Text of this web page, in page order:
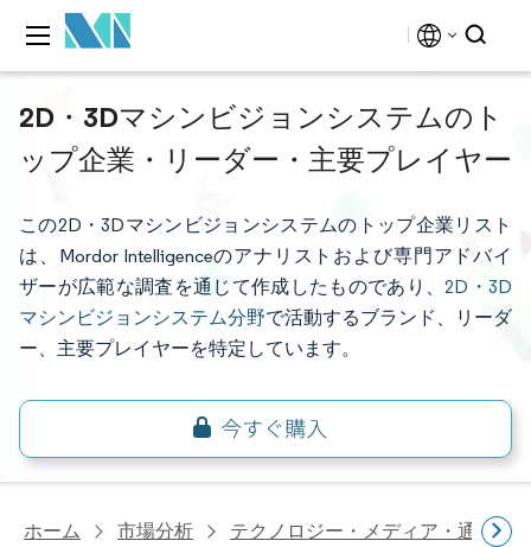
2D・3Dマシンビジョンシステムのト
ップ企業・リーダー・主要プレイヤー
この2D・3Dマシンビジョンシステムのトップ企業リスト
は、Mordor Intelligenceのアナリストおよび専門アドバイ
ザーが広範な調査を通じて作成したものであり、2D・3D
マシンビジョンシステム分野で活動するブランド、リーダ
ー、主要プレイヤーを特定しています。
ホーム 市場分析 テクノロジー・メディア・通信研